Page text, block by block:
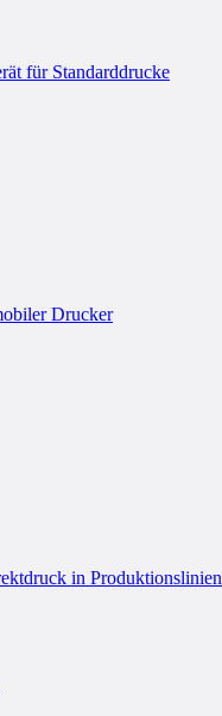
für Standarddrucke
Drucker
in Produktionslinien